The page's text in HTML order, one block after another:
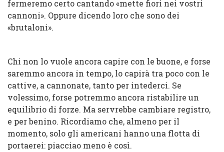
fermeremo certo cantando «mette fiori nei vostri
cannoni». Oppure dicendo loro che sono dei
«brutaloni».
Chi non lo vuole ancora capire con le buone, e forse
saremmo ancora in tempo, lo capirà tra poco con le
cattive, a cannonate, tanto per intederci. Se
volessimo, forse potremmo ancora ristabilire un
equilibrio di forze. Ma servrebbe cambiare registro,
e per benino. Ricordiamo che, almeno per il
momento, solo gli americani hanno una flotta di
portaerei: piacciao meno è così.